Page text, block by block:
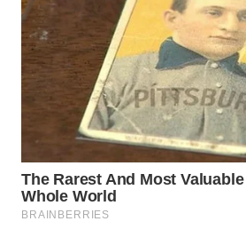
ADVOKAT
WAHANA
INFRASTRUKTUR
WAHANA
KONSUMEN
WAHANA
LISTRIK